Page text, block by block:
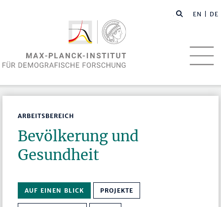
EN | DE
ARBEITSBEREICH
Bevölkerung und
Gesundheit
AUF EINEN BLICK PROJEKTE